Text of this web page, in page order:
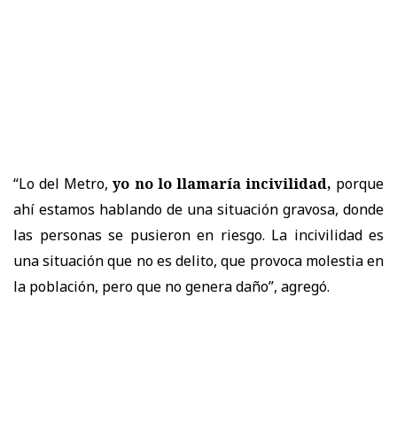
“Lo del Metro,yo no lo llamaría incivilidad, porque
ahí estamos hablando de una situación gravosa, donde
las personas se pusieron en riesgo. La incivilidad es
una situación que no es delito, que provoca molestia en
la población, pero que no genera daño”, agregó.